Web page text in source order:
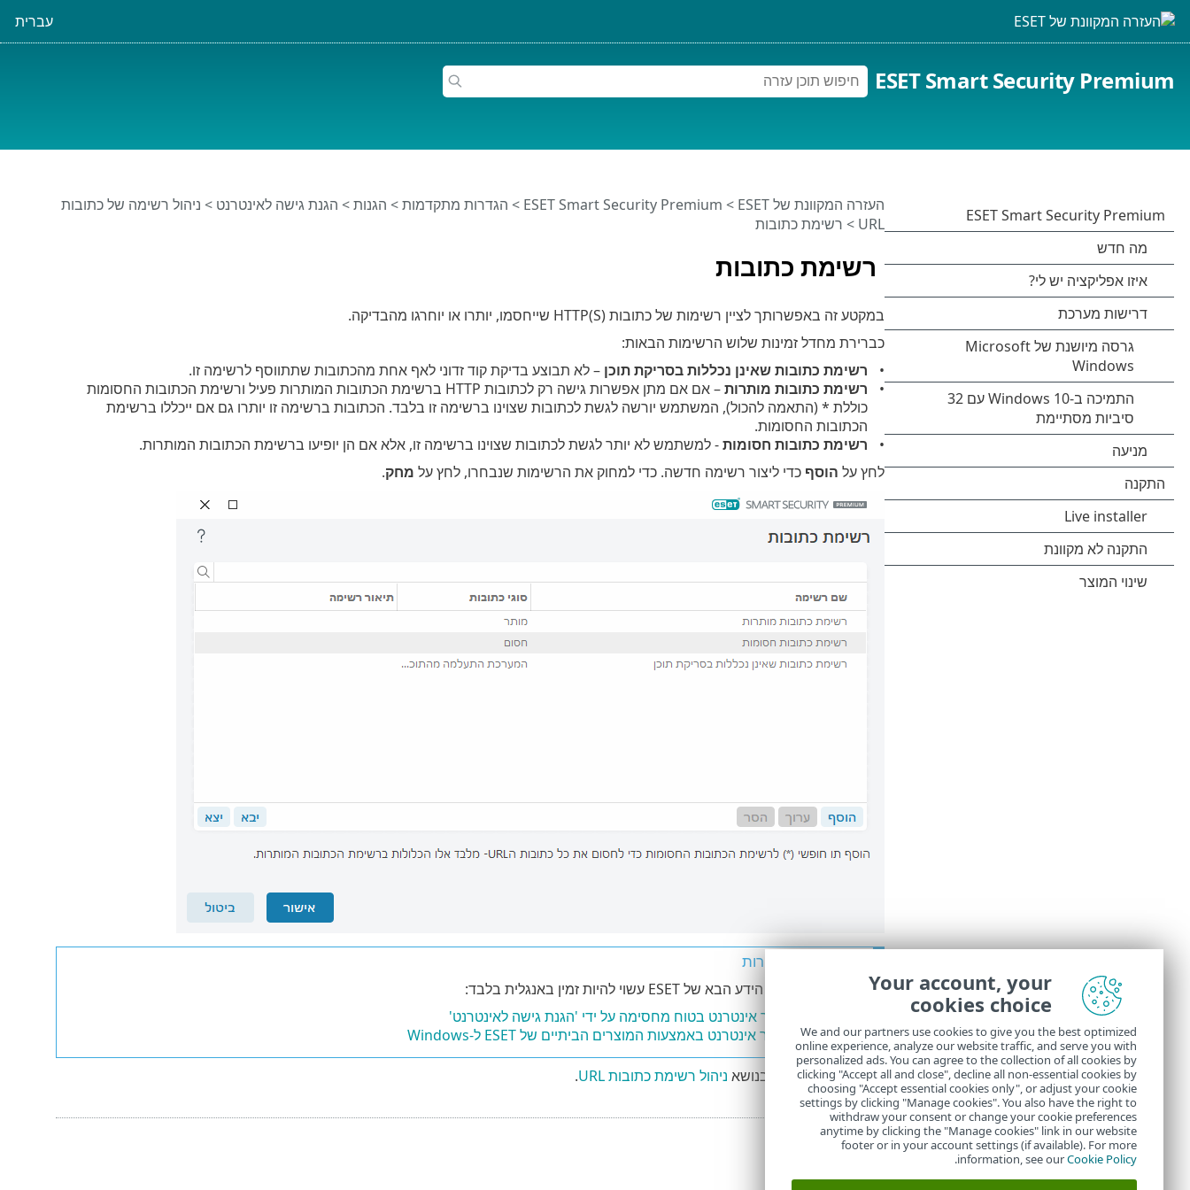
עברית
ESET Smart Security Premium
רשימת כתובות
העזרה המקוונת של ESET >
ESET Smart Security Premium
> הגדרות מתקדמות> הגנות> הגנת גישה לאינטרנט > ניהול רשימה של כתובות
URL > רשימת כתובות
במקטע זה באפשרותך לציין רשימות של כתובות HTTP(S) שייחסמו, יותרו או יוחרגו מהבדיקה.
כברירת מחדל זמינות שלוש הרשימות הבאות:
רשימת כתובות שאינן נכללות בסריקת תוכן – לא תבוצע בדיקת קוד זדוני לאף אחת מהכתובות שתתווסף לרשימה זו.
רשימת כתובות מותרות
– אם אם מתן אפשרות גישה רק לכתובות HTTP ברשימת הכתובות המותרות פעיל ורשימת הכתובות החסומות
כוללת * (התאמה להכול), המשתמש יורשה לגשת לכתובות שצוינו ברשימה זו בלבד. הכתובות ברשימה זו יותרו גם אם ייכללו ברשימת
הכתובות החסומות.
רשימת כתובות חסומות- למשתמש לא יותר לגשת לכתובות שצוינו ברשימה זו, אלא אם הן יופיעו ברשימת הכתובות המותרות.
לחץ על הוסף כדי ליצור רשימה חדשה. כדי למחוק את הרשימות שנבחרו, לחץ על מחק.
הנחיות מאוירות
מאמר מאגר הידע הבא של ESET עשוי להיות זמין באנגלית בלבד:
החרג אתר אינטרנט בטוח מחסימה על ידי 'הגנת גישה לאינטרנט'
חסום אתר אינטרנט באמצעות המוצרים הביתיים של ESET ל-Windows
ראה פרטים נוספים בנושא ניהול רשימת כתובות URL .
Your account, your
cookies choice
We and our partners use cookies to give you the best optimized
online experience, analyze our website traffic, and serve you with
personalized ads. You can agree to the collection of all cookies by
clicking "Accept all and close", decline all non-essential cookies by
choosing "Accept essential cookies only", or adjust your cookie
settings by clicking "Manage cookies". You also have the right to
withdraw your consent or change your cookie preferences
anytime by clicking the "Manage cookies" link in our website
footer or in your account settings (if available). For more
information, see ourCookie Policy
.